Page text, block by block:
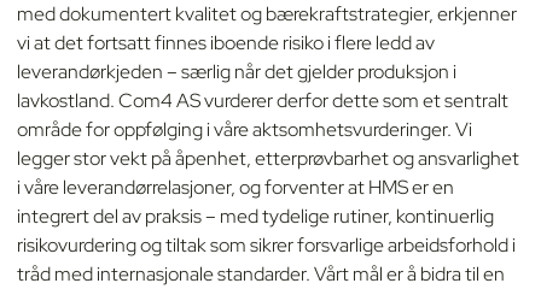
med dokumentert kvalitet og bærekraftstrategier, erkjenner
vi at det fortsatt finnes iboende risiko i flere ledd av
leverandørkjeden – særlig når det gjelder produksjon i
lavkostland. Com4 AS vurderer derfor dette som et sentralt
område for oppfølging i våre aktsomhetsvurderinger. Vi
legger stor vekt på åpenhet, etterprøvbarhet og ansvarlighet
i våre leverandørrelasjoner, og forventer at HMS er en
integrert del av praksis – med tydelige rutiner, kontinuerlig
risikovurdering og tiltak som sikrer forsvarlige arbeidsforhold i
tråd med internasjonale standarder. Vårt mål er å bidra til en